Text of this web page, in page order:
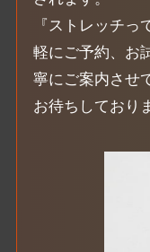
『ストレッチ
軽にご予約、お
寧にご案内させ
お待ちしており